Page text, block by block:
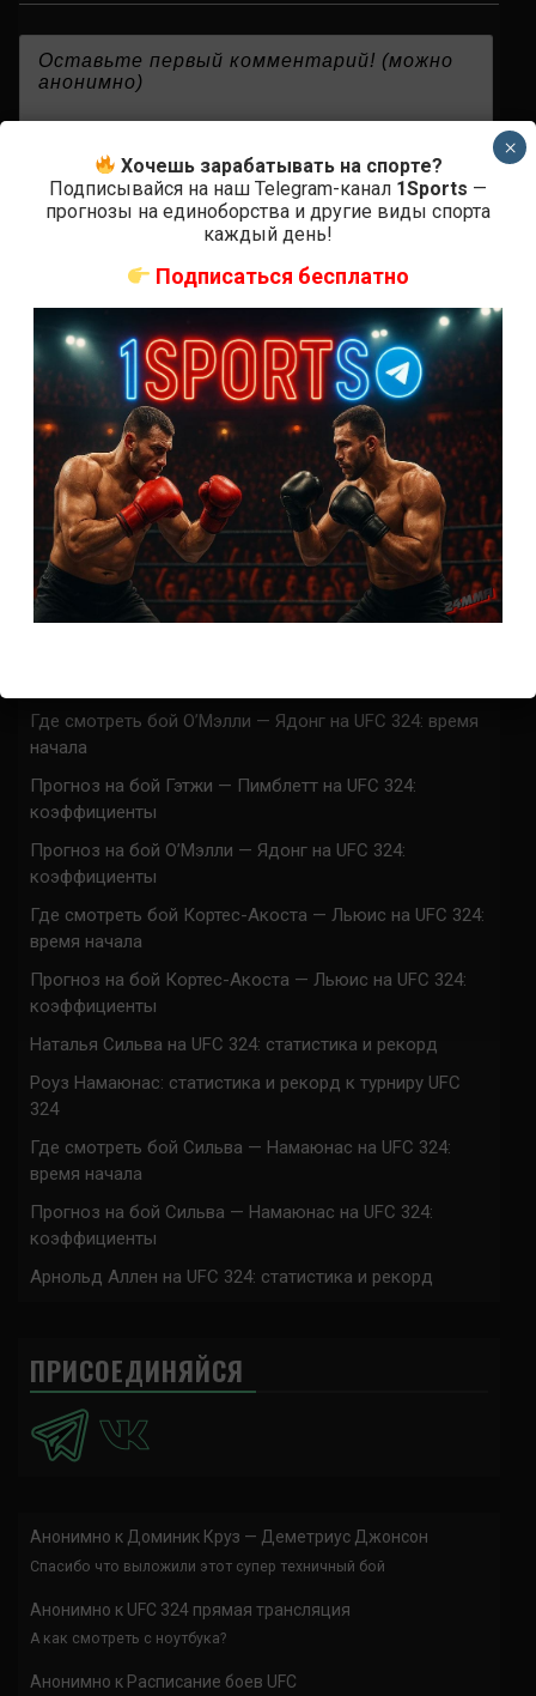
СВЕЖИЕ ЗАПИСИ
ACA 200 прямая трансляция
Марафон боев UFC 325 прямая трансляция
UFC 324 прямая трансляция
Марафон боев UFC 324 прямая трансляция
Где смотреть бой О’Мэлли — Ядонг на UFC 324: время
начала
Прогноз на бой Гэтжи — Пимблетт на UFC 324:
коэффициенты
Прогноз на бой О’Мэлли — Ядонг на UFC 324:
коэффициенты
Где смотреть бой Кортес-Акоста — Льюис на UFC 324:
время начала
Прогноз на бой Кортес-Акоста — Льюис на UFC 324:
коэффициенты
Наталья Сильва на UFC 324: статистика и рекорд
Роуз Намаюнас: статистика и рекорд к турниру UFC
324
Где смотреть бой Сильва — Намаюнас на UFC 324:
время начала
Прогноз на бой Сильва — Намаюнас на UFC 324:
коэффициенты
Арнольд Аллен на UFC 324: статистика и рекорд
ПРИСОЕДИНЯЙСЯ
Анонимно к Доминик Круз — Деметриус Джонсон
Спасибо что выложили этот супер техничный бой
Анонимно к UFC 324 прямая трансляция
А как смотреть с ноутбука?
Анонимно к Расписание боев UFC
Хочешь зарабатывать на спорте?
Подписывайся на наш Telegram-канал 1Sports —
прогнозы на единоборства и другие виды спорта
каждый день!
Подписаться бесплатно
×